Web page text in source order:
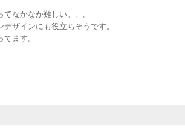
なかなか難しい。。。
ザインにも役立ちそうです。
ます。